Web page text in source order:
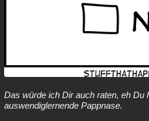
Das würde ich Dir auch raten, eh Du
auswendiglernende Pappnase.